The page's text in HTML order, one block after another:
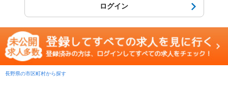
ログイン
長野県の市区町村から探す